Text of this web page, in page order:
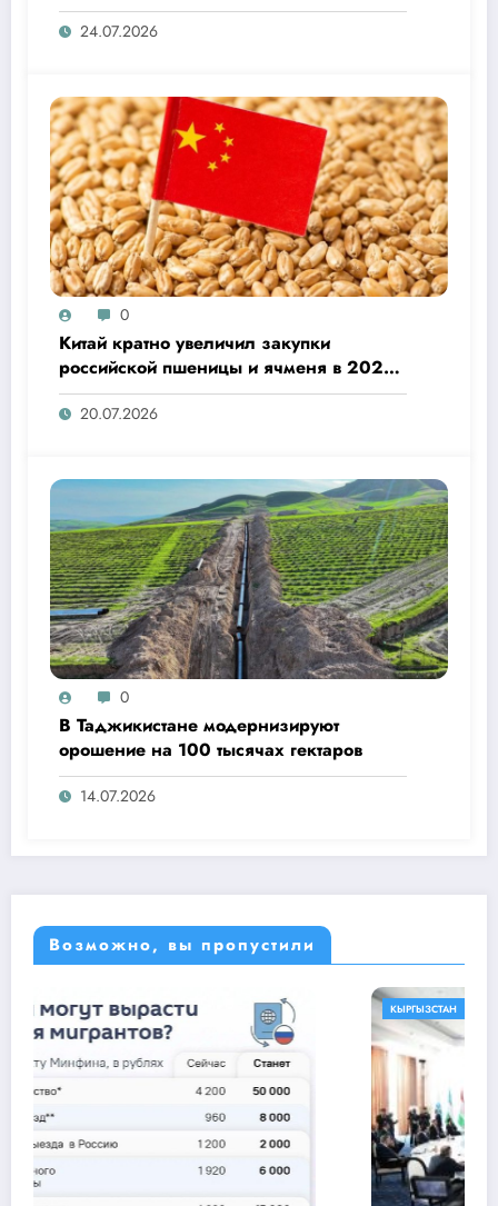
24.07.2026
0
Китай кратно увеличил закупки
российской пшеницы и ячменя в 2026
году
20.07.2026
0
В Таджикистане модернизируют
орошение на 100 тысячах гектаров
14.07.2026
Возможно, вы пропустили
КЫРГЫЗСТАН